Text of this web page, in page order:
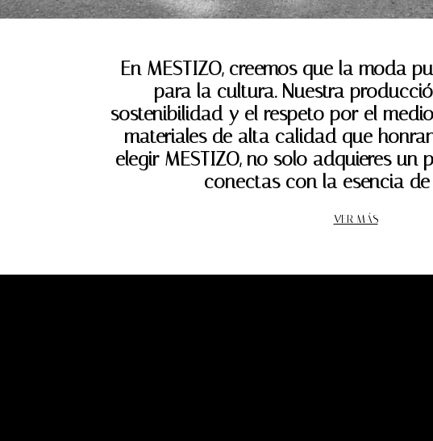
En MESTIZO, creemos que la moda
para la cultura. Nuestra
sostenibilidad y el respeto por el
materiales de alta calidad que
elegir MESTIZO, no solo adquieres un
conectas con la esencia
VER MÁS